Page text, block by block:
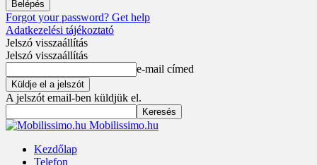
Forgot your password? Get help
Adatkezelési tájékoztató
Jelszó visszaállítás
Jelszó visszaállítás
e-mail címed
A jelszót email-ben küldjük el.
Mobilissimo.hu
Kezdőlap
Telefon